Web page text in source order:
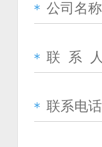
＊ 公司名称
＊ 联 系 人
＊ 联系电话